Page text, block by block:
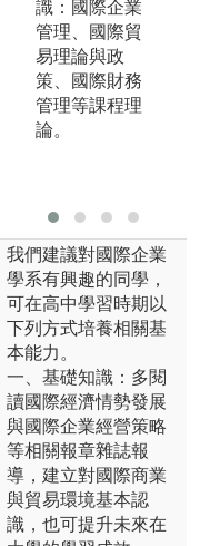
識：國際企業
管理、國際貿
易理論與政
策、國際財務
管理等課程理
論。
我們建議對國際企業
學系有興趣的同學，
可在高中學習時期以
下列方式培養相關基
本能力。
一、基礎知識：多閱
讀國際經濟情勢發展
與國際企業經營策略
等相關報章雜誌報
導，建立對國際商業
與貿易環境基本認
識，也可提升未來在